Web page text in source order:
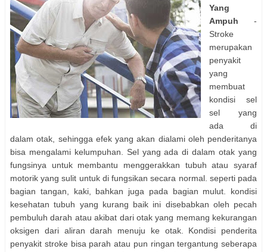
Yang
Ampuh -
Stroke
merupakan
penyakit
yang
membuat
kondisi sel
sel yang
ada di
dalam otak, sehingga efek yang akan dialami oleh penderitanya
bisa mengalami kelumpuhan. Sel yang ada di dalam otak yang
fungsinya untuk membantu menggerakkan tubuh atau syaraf
motorik yang sulit untuk di fungsikan secara normal. seperti pada
bagian tangan, kaki, bahkan juga pada bagian mulut. kondisi
kesehatan tubuh yang kurang baik ini disebabkan oleh pecah
pembuluh darah atau akibat dari otak yang memang kekurangan
oksigen dari aliran darah menuju ke otak. Kondisi penderita
penyakit stroke bisa parah atau pun ringan tergantung seberapa